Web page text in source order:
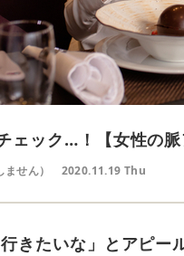
ェック…！【女性の
せん） 2020.11.19 Thu
きたいな」とアピー